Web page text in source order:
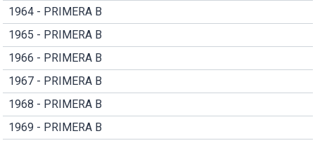
1964 - PRIMERA B
1965 - PRIMERA B
1966 - PRIMERA B
1967 - PRIMERA B
1968 - PRIMERA B
1969 - PRIMERA B